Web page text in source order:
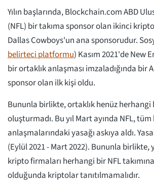
Yılın başlarında, Blockchain.com ABD
(NFL) bir takıma sponsor olan ikinci
Dallas Cowboys'un ana sponsorudur.
belirteci platformu) Kasım 2021'de New
bir ortaklık anlaşması imzaladığında bir
sponsor olan ilk kişi oldu.
Bununla birlikte, ortaklık henüz
oluşturmadı. Bu yıl Mart ayında NFL,
anlaşmalarındaki yasağı askıya aldı.
(Eylül 2021 - Mart 2022). Bununla birlikte,
kripto firmaları herhangi bir NFL
olduğunda kriptolar tanıtılmamalıdır.